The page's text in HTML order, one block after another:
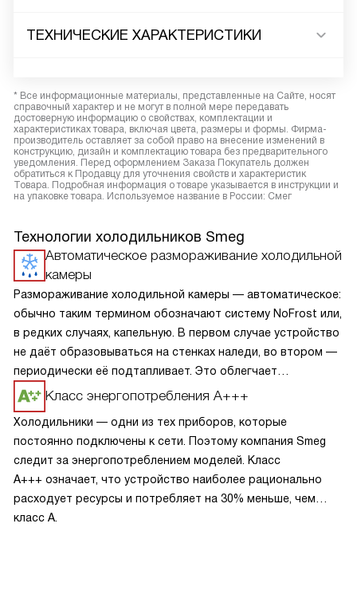
ТЕХНИЧЕСКИЕ ХАРАКТЕРИСТИКИ
* Все информационные материалы, представленные на Сайте, носят
справочный характер и не могут в полной мере передавать
достоверную информацию о свойствах, комплектации и
характеристиках товара, включая цвета, размеры и формы. Фирма-
производитель оставляет за собой право на внесение изменений в
конструкцию, дизайн и комплектацию товара без предварительного
уведомления. Перед оформлением Заказа Покупатель должен
обратиться к Продавцу для уточнения свойств и характеристик
Товара. Подробная информация о товаре указывается в инструкции и
на упаковке товара. Используемое название в России: Смег
Технологии холодильников Smeg
Автоматическое размораживание холодильной
камеры
Размораживание холодильной камеры — автоматическое:
обычно таким термином обозначают систему NoFrost или,
в редких случаях, капельную. В первом случае устройство
не даёт образовываться на стенках наледи, во втором —
периодически её подтапливает. Это облегчает
эксплуатацию.
Класс энергопотребления А+++
Холодильники — одни из тех приборов, которые
постоянно подключены к сети. Поэтому компания Smeg
следит за энергопотреблением моделей. Класс
A+++ означает, что устройство наиболее рационально
расходует ресурсы и потребляет на 30% меньше, чем
класс A.